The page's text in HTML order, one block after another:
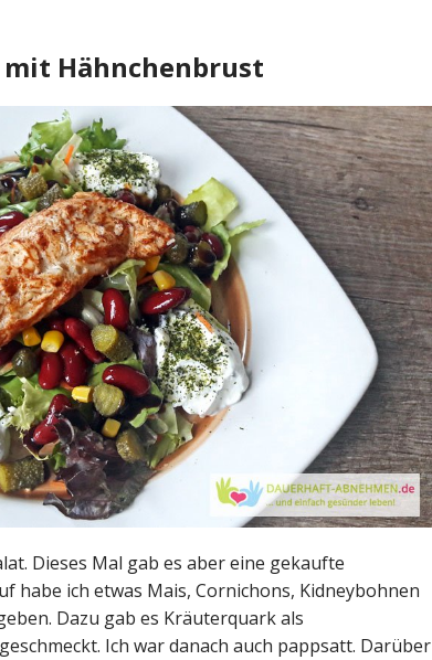
mit Hähnchenbrust
Dieses Mal gab es aber eine gekaufte
habe ich etwas Mais, Cornichons, Kidneybohnen
Dazu gab es Kräuterquark als
Ich war danach auch pappsatt. Darüber